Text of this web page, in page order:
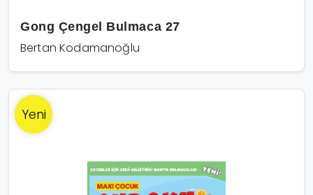
Gong Çengel Bulmaca 27
Bertan Kodamanoğlu
Yeni